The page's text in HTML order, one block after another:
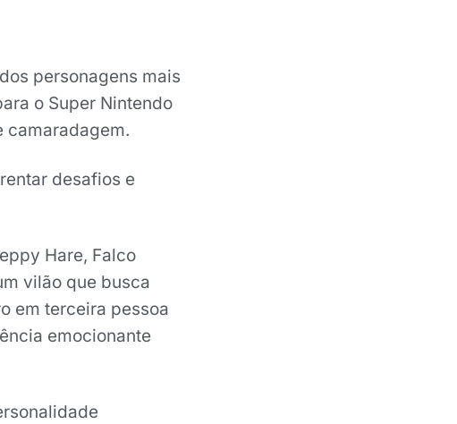
personagens mais
o Super Nintendo
camaradagem.
desafios e
Hare, Falco
vilão que busca
em terceira pessoa
emocionante